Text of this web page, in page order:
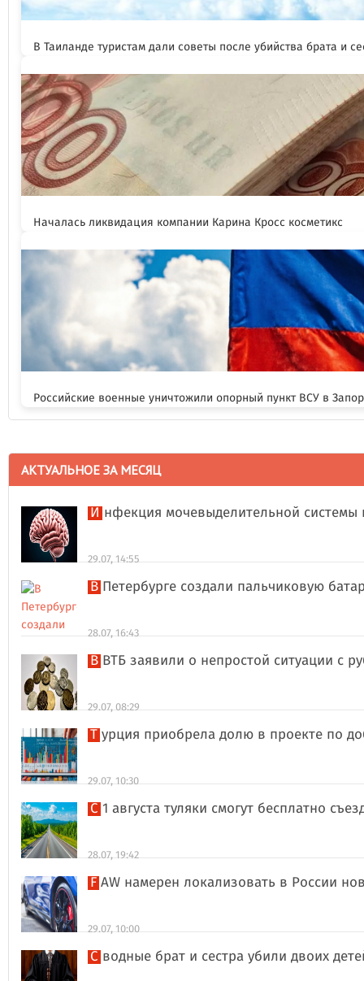
В Таиланде туристам дали советы после убийства брата и
Началась ликвидация компании Карина Кросс косметикс
Российские военные уничтожили опорный пункт ВСУ в
АКТУАЛЬНОЕ ЗА МЕСЯЦ
Инфекция мочевыделительной
29.07, 14:55
В Петербурге создали пальчиковую
28.07, 16:43
В ВТБ заявили о непростой ситуации с
29.07, 08:29
Турция приобрела долю в проекте по
29.07, 10:30
С 1 августа туляки смогут бесплатно
28.07, 19:42
FAW намерен локализовать в России
29.07, 10:00
Сводные брат и сестра убили двоих